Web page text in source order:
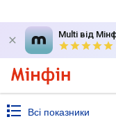
Multi від
Всі показники